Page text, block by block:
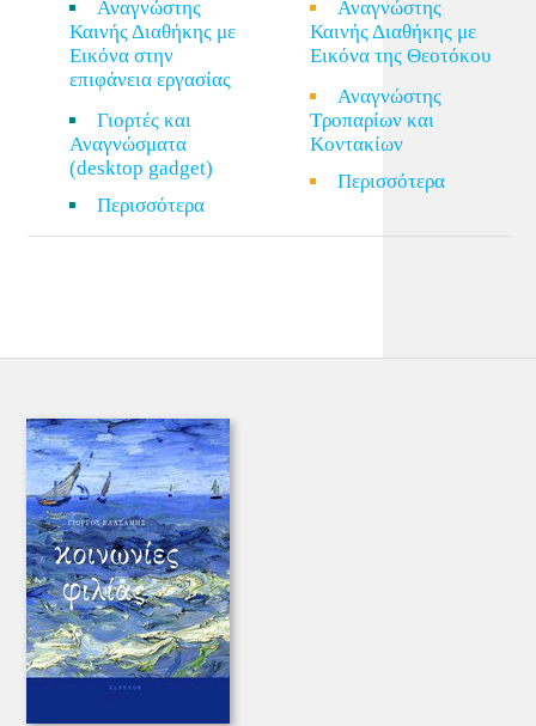
Αναγνώστης
Καινής Διαθήκης με
Εικόνα στην
επιφάνεια εργασίας
Γιορτές και
Αναγνώσματα
(desktop gadget)
Περισσότερα
Αναγνώστης
Καινής Διαθήκης με
Εικόνα της Θεοτόκου
Αναγνώστης
Τροπαρίων και
Κοντακίων
Περισσότερα